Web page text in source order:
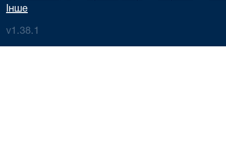
Інше
v1.38.1